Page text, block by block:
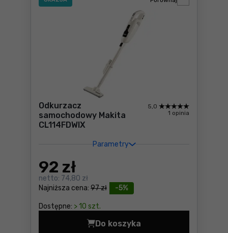
Odkurzacz
samochodowy Makita
CL114FDWIX
Parametry
5,0
1 opinia
-5%
Najniższa cena: 97 zł
92 zł
netto: 74,80 zł
Dostępne: > 10 szt.
Do koszyka
Odkurzacz samochodowy